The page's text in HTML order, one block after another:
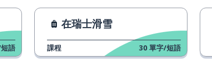
語
在瑞士滑雪
課程 30 單字/短語